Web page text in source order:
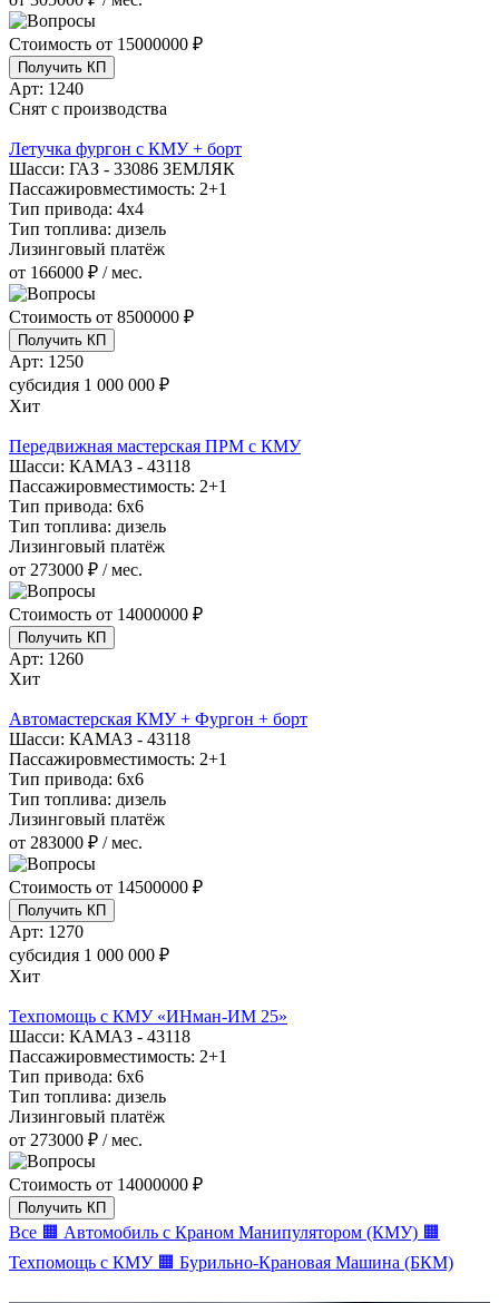
Стоимость от 15000000 ₽
Получить КП
Арт: 1240
Снят с производства
Летучка фургон с КМУ + борт
Шасси: ГАЗ - 33086 ЗЕМЛЯК
Пассажировместимость: 2+1
Тип привода: 4х4
Тип топлива: дизель
Лизинговый платёж
от 166000 ₽ / мес.
Стоимость от 8500000 ₽
Получить КП
Арт: 1250
субсидия 1 000 000 ₽
Хит
Передвижная мастерская ПРМ с КМУ
Шасси: КАМАЗ - 43118
Пассажировместимость: 2+1
Тип привода: 6х6
Тип топлива: дизель
Лизинговый платёж
от 273000 ₽ / мес.
Стоимость от 14000000 ₽
Получить КП
Арт: 1260
Хит
Автомастерская КМУ + Фургон + борт
Шасси: КАМАЗ - 43118
Пассажировместимость: 2+1
Тип привода: 6х6
Тип топлива: дизель
Лизинговый платёж
от 283000 ₽ / мес.
Стоимость от 14500000 ₽
Получить КП
Арт: 1270
субсидия 1 000 000 ₽
Хит
Техпомощь с КМУ «ИНман-ИМ 25»
Шасси: КАМАЗ - 43118
Пассажировместимость: 2+1
Тип привода: 6х6
Тип топлива: дизель
Лизинговый платёж
от 273000 ₽ / мес.
Стоимость от 14000000 ₽
Получить КП
Все 🟧 Автомобиль с Краном Манипулятором (КМУ) 🟧
Техпомощь с КМУ 🟧 Бурильно-Крановая Машина (БКМ)